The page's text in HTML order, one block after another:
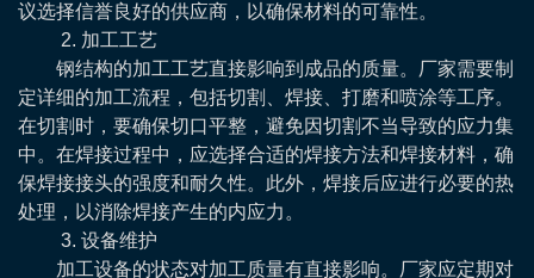
议选择信誉良好的供应商，以确保材料的可靠性。
2. 加工工艺
钢结构的加工工艺直接影响到成品的质量。厂家需要制
定详细的加工流程，包括切割、焊接、打磨和喷涂等工序。
在切割时，要确保切口平整，避免因切割不当导致的应力集
中。在焊接过程中，应选择合适的焊接方法和焊接材料，确
保焊接接头的强度和耐久性。此外，焊接后应进行必要的热
处理，以消除焊接产生的内应力。
3. 设备维护
加工设备的状态对加工质量有直接影响。厂家应定期对